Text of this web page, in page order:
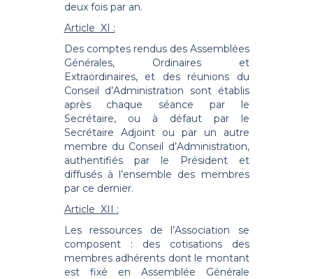
deux fois par an.
Article XI :
Des comptes rendus des Assemblées
Générales, Ordinaires et
Extraordinaires, et des réunions du
Conseil d’Administration sont établis
après chaque séance par le
Secrétaire, ou à défaut par le
Secrétaire Adjoint ou par un autre
membre du Conseil d’Administration,
authentifiés par le Président et
diffusés à l’ensemble des membres
par ce dernier.
Article XII :
Les ressources de l’Association se
composent : des cotisations des
membres adhérents dont le montant
est fixé en Assemblée Générale